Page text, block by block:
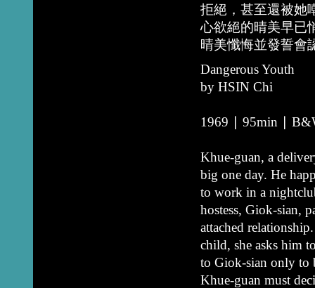
拒絕，甚至還被她
心欲絕的晴美早已
晴美懺悔並發誓會
Dangerous Youth
by HSIN Chi
1969 ∣ 95min ∣
Khue-guan, a
big one day. He
to work in a
hostess, Giok-sian,
attached
child, she asks him
to Giok-sian only to
Khue-guan must